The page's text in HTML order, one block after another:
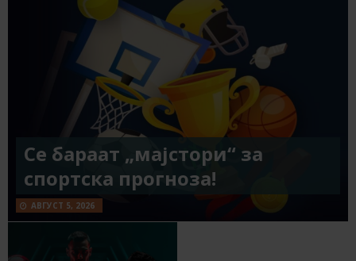
Се бараат „мајстори“ за
спортска прогноза!
АВГУСТ 5, 2026